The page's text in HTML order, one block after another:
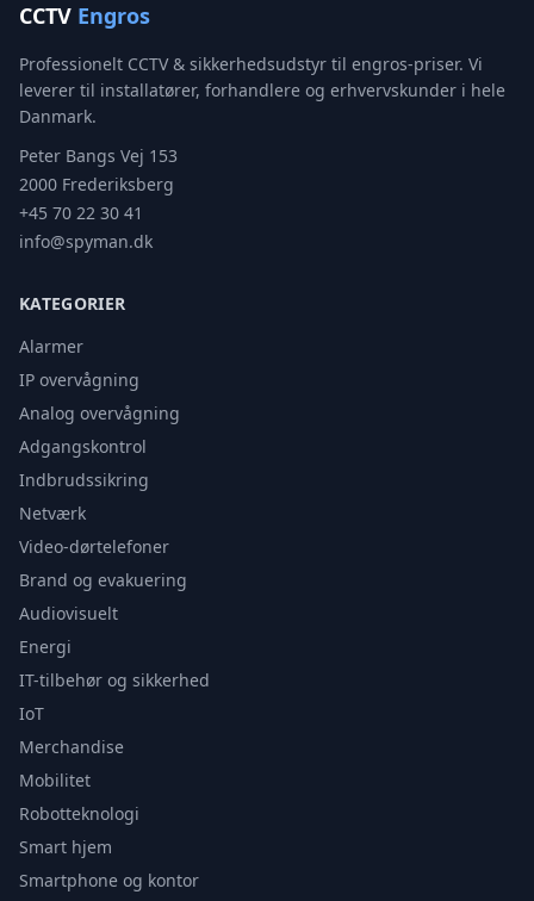
CCTV Engros
Professionelt CCTV & sikkerhedsudstyr til engros-priser. Vi
leverer til installatører, forhandlere og erhvervskunder i hele
Danmark.
Peter Bangs Vej 153
2000 Frederiksberg
+45 70 22 30 41
info@spyman.dk
KATEGORIER
Alarmer
IP overvågning
Analog overvågning
Adgangskontrol
Indbrudssikring
Netværk
Video-dørtelefoner
Brand og evakuering
Audiovisuelt
Energi
IT-tilbehør og sikkerhed
IoT
Merchandise
Mobilitet
Robotteknologi
Smart hjem
Smartphone og kontor